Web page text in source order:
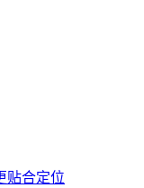
贴合定位